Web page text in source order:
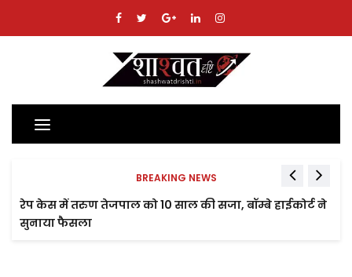
Toggle
navigation
BREAKING NEWS
रेप केस में तरुण तेजपाल को 10 साल की सजा, बॉम्बे हाईकोर्ट ने
सुनाया फैसला